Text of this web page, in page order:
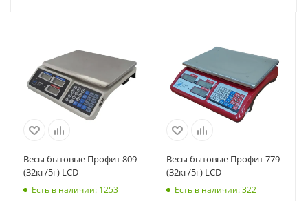
Весы бытовые Профит 809
(32кг/5г) LCD
Есть в наличии: 1253
Весы бытовые Профит 779
(32кг/5г) LCD
Есть в наличии: 322